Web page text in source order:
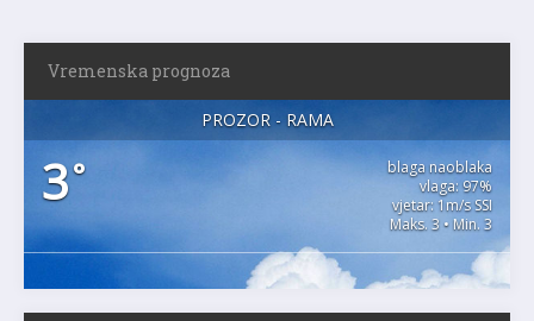
Vremenska prognoza
PROZOR - RAMA
3°
blaga naoblaka
vlaga: 97%
vjetar: 1m/s SSI
Maks. 3 • Min. 3